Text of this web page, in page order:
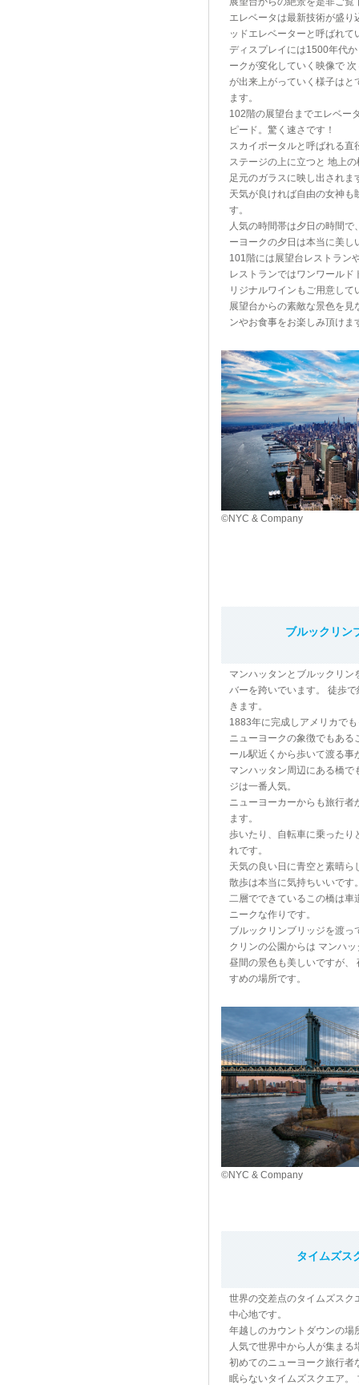
エレベータは最新技術が盛り
ッドエレベーターと呼ばれて
ディスプレイには1500年代
ークが変化していく映像で
が出来上がっていく様子はと
ます。
102階の展望台までエレベー
ピード。驚く速さです！
スカイポータルと呼ばれる直
ステージの上に立つと 地上
足元のガラスに映し出されま
天気が良ければ自由の女神も
す。
人気の時間帯は夕日の時間で
ーヨークの夕日は本当に美し
101階には展望台レストラン
レストランではワンワールド
リジナルワインもご用意して
展望台からの素敵な景色を見
ンやお食事をお楽しみ頂けま
©NYC & Company
ブルックリン
マンハッタンとブルックリン
バーを跨いでいます。 徒歩
きます。
1883年に完成しアメリカで
ニューヨークの象徴でもある
ール駅近くから歩いて渡る事
マンハッタン周辺にある橋で
ジは一番人気。
ニューヨーカーからも旅行者
ます。
歩いたり、自転車に乗ったり
れです。
天気の良い日に青空と素晴ら
散歩は本当に気持ちいいです
二層でできているこの橋は車
ニークな作りです。
ブルックリンブリッジを渡っ
クリンの公園からは マンハ
昼間の景色も美しいですが、
すめの場所です。
©NYC & Company
タイムズス
世界の交差点のタイムズスク
中心地です。
年越しのカウントダウンの場
人気で世界中から人が集まる
初めてのニューヨーク旅行者
眠らないタイムズスクエア。